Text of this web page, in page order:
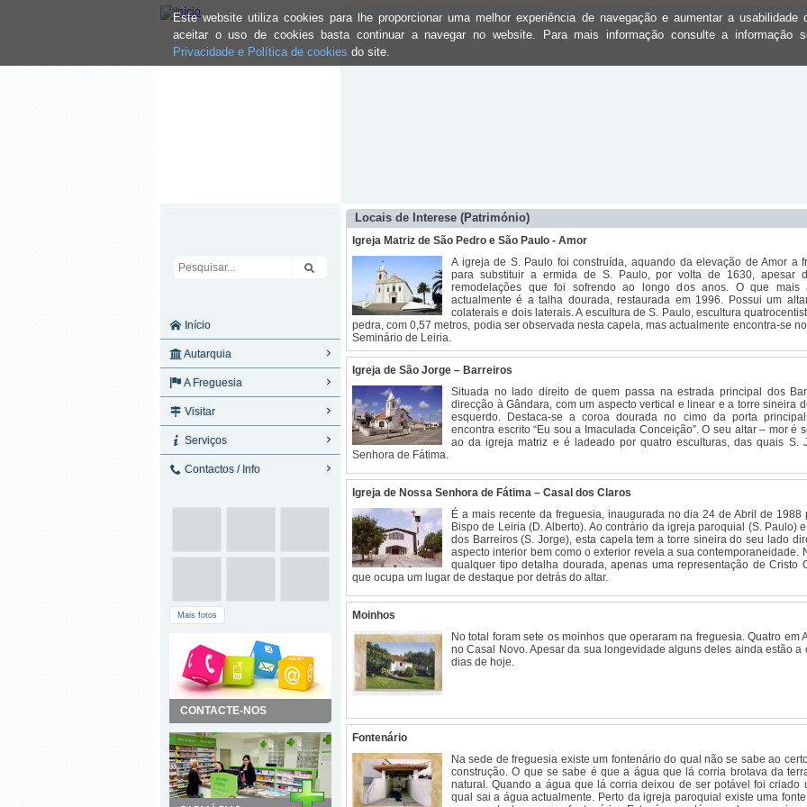
Este website utiliza cookies para lhe proporcionar uma melhor experiência de navegação e aumentar a usabilidade
aceitar o uso de cookies basta continuar a navegar no website. Para mais informação consulte a informação
Privacidade e Política de cookies do site.
Início
Autarquia
A Freguesia
Visitar
Serviços
Contactos / Info
Mais fotos
CONTACTE-NOS
Locais de Interese (Património)
Igreja Matriz de São Pedro e São Paulo - Amor
A igreja de S. Paulo foi construída, aquando da elevação de Amor a
para substituir a ermida de S. Paulo, por volta de 1630, apesar
remodelações que foi sofrendo ao longo dos anos. O que mais
actualmente é a talha dourada, restaurada em 1996. Possui um
colaterais e dois laterais. A escultura de S. Paulo, escultura
pedra, com 0,57 metros, podia ser observada nesta capela, mas actualmente encontra-se
Seminário de Leiria.
Igreja de São Jorge – Barreiros
Situada no lado direito de quem passa na estrada principal dos
direcção à Gândara, com um aspecto vertical e linear e a torre sineira
esquerdo. Destaca-se a coroa dourada no cimo da porta
encontra escrito “Eu sou a Imaculada Conceição”. O seu altar – mor é
ao da igreja matriz e é ladeado por quatro esculturas, das quais S.
Senhora de Fátima.
Igreja de Nossa Senhora de Fátima – Casal dos Claros
É a mais recente da freguesia, inaugurada no dia 24 de Abril de 1988
Bispo de Leiria (D. Alberto). Ao contrário da igreja paroquial (S. Paulo)
dos Barreiros (S. Jorge), esta capela tem a torre sineira do seu lado
aspecto interior bem como o exterior revela a sua contemporaneidade.
qualquer tipo detalha dourada, apenas uma representação de Cristo
que ocupa um lugar de destaque por detrás do altar.
Moinhos
No total foram sete os moinhos que operaram na freguesia. Quatro em
no Casal Novo. Apesar da sua longevidade alguns deles ainda estão a
dias de hoje.
Fontenário
Na sede de freguesia existe um fontenário do qual não se sabe ao
construção. O que se sabe é que a água que lá corria brotava da
natural. Quando a água que lá corria deixou de ser potável foi criado
qual sai a água actualmente. Perto da igreja paroquial existe uma